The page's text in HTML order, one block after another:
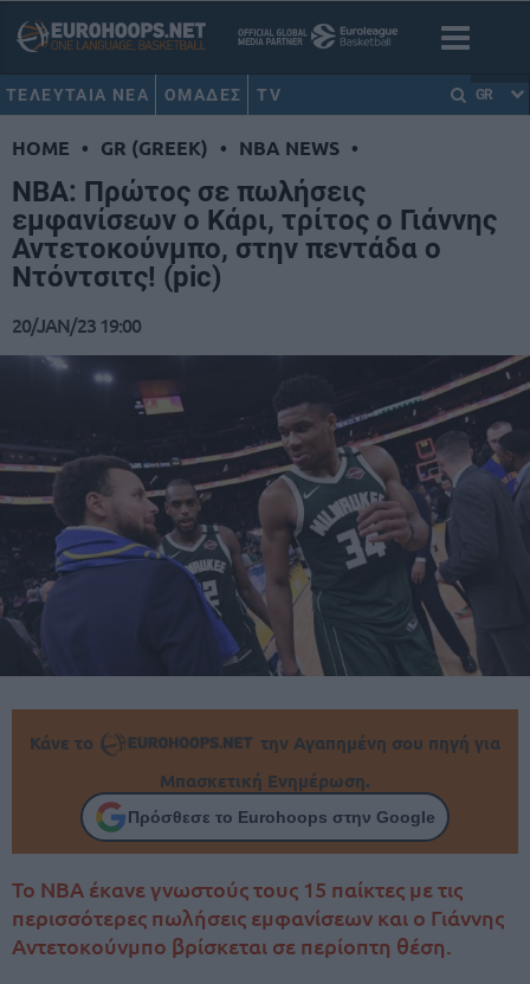
ΤΕΛΕΥΤΑΙΑ ΝΕΑ ΟΜΑΔΕΣ TV GR
HOME • GR (GREEK) • NBA NEWS •
ΝΒΑ: Πρώτος σε πωλήσεις
εμφανίσεων ο Κάρι, τρίτος ο Γιάννης
Αντετοκούνμπο, στην πεντάδα ο
Ντόντσιτς! (pic)
20/JAN/23 19:00
Κάνε το
την Αγαπημένη σου πηγή για
Μπασκετική Ενημέρωση.
Πρόσθεσε το Eurohoops στην Google
To NBA έκανε γνωστούς τους 15 παίκτες με τις
περισσότερες πωλήσεις εμφανίσεων και ο Γιάννης
Αντετοκούνμπο βρίσκεται σε περίοπτη θέση.